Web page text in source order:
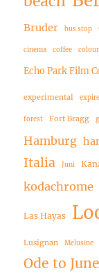
Bruder bus stop
cinema coffee
Echo Park Film
experimental
forest Fort Bragg
Hamburg
Italia Juni
kodachrome
Las Hayas
Lusignan Melusine
Ode to June